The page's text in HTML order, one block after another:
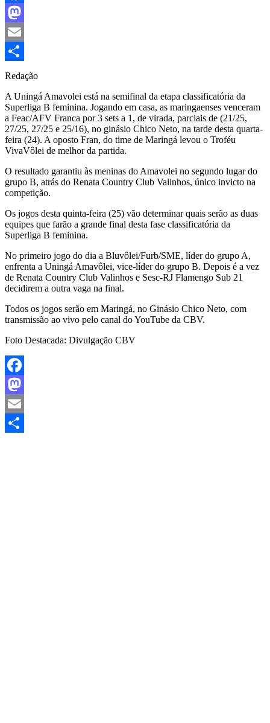
Facebook
Mastodon
Email
Share
Redação
A Uningá Amavolei está na semifinal da etapa classificatória da
Superliga B feminina. Jogando em casa, as maringaenses venceram
a Feac/AFV Franca por 3 sets a 1, de virada, parciais de (21/25,
27/25, 27/25 e 25/16), no ginásio Chico Neto, na tarde desta quarta-
feira (24). A oposto Fran, do time de Maringá levou o Troféu
VivaVôlei de melhor da partida.
O resultado garantiu às meninas do Amavolei no segundo lugar do
grupo B, atrás do Renata Country Club Valinhos, único invicto na
competição.
Os jogos desta quinta-feira (25) vão determinar quais serão as duas
equipes que farão a grande final desta fase classificatória da
Superliga B feminina.
No primeiro jogo do dia a Bluvôlei/Furb/SME, líder do grupo A,
enfrenta a Uningá Amavôlei, vice-líder do grupo B. Depois é a vez
de Renata Country Club Valinhos e Sesc-RJ Flamengo Sub 21
decidirem a outra vaga na final.
Todos os jogos serão em Maringá, no Ginásio Chico Neto, com
transmissão ao vivo pelo canal do YouTube da CBV.
Foto Destacada: Divulgação CBV
Facebook
Mastodon
Email